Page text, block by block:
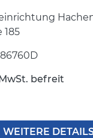
185
befreit
WEITERE